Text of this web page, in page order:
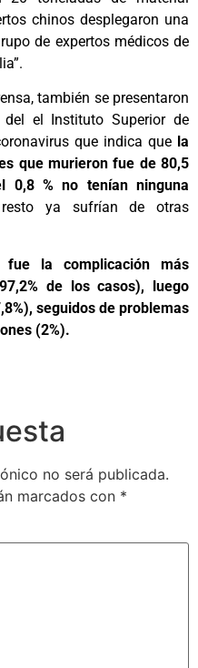
chinos desplegaron una
de expertos médicos de
también se presentaron
el Instituto Superior de
que indica quela
que murieron fue de 80,5
0,8 % no tenían ninguna
ya sufrían de otras
fue la complicación más
de los casos), luego
seguidos de problemas
(2%).
no será publicada.
marcados con *